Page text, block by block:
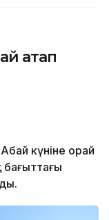
атап
күніне орай